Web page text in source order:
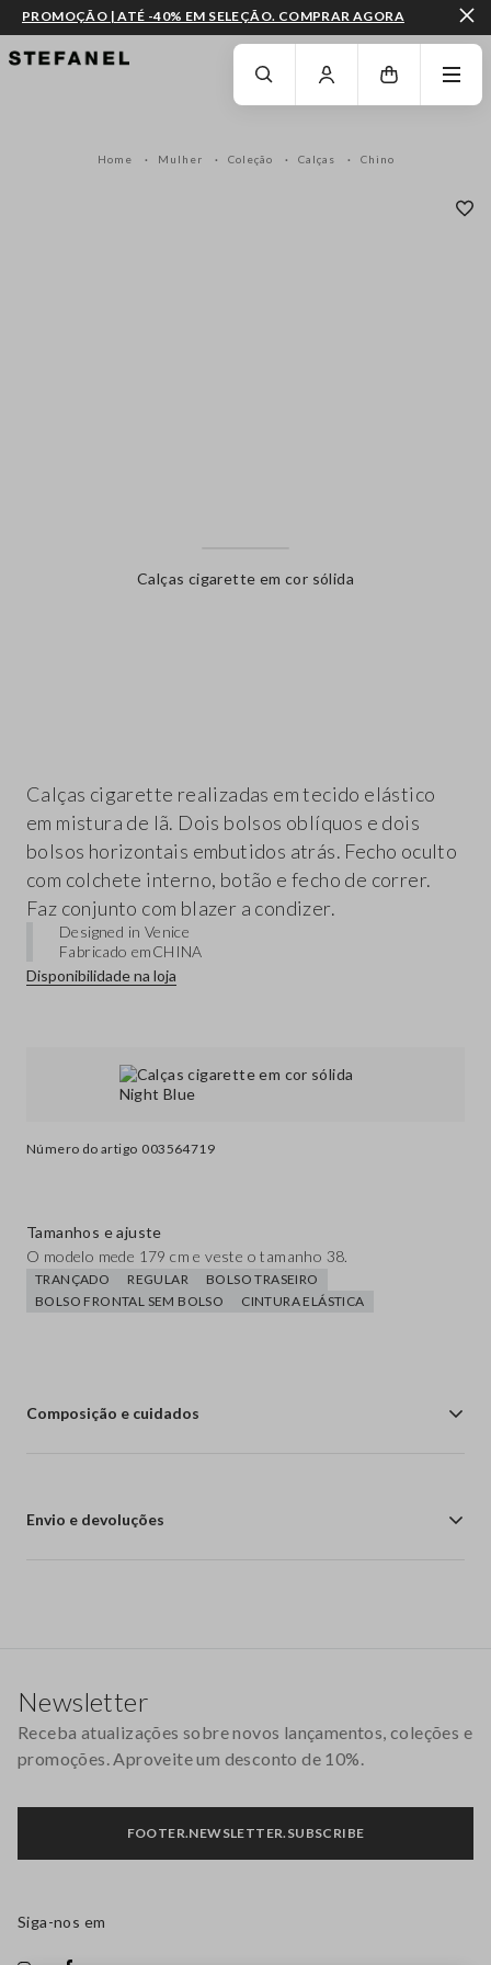
IR PARA O CONTEÚDO PRINCIPAL DESÇA ATÉ AO FIM DA PÁGINA
PROMOÇÃO | ATÉ -40% EM SELEÇÃO. COMPRAR AGORA
Home Mulher Coleção Calças Chino
Calças cigarette em cor sólida
Número do artigo 003564719
Calças cigarette realizadas em tecido elástico
em mistura de lã. Dois bolsos oblíquos e dois
bolsos horizontais embutidos atrás. Fecho oculto
com colchete interno, botão e fecho de correr.
Faz conjunto com blazer a condizer.
Designed in Venice
Fabricado emCHINA
Disponibilidade na loja
Tamanhos e ajuste
O modelo mede 179 cm e veste o tamanho 38.
TRANÇADO REGULAR
BOLSO TRASEIRO
BOLSO FRONTAL SEM BOLSO
CINTURA ELÁSTICA
Composição e cuidados
Envio e devoluções
Newsletter
Receba atualizações sobre novos lançamentos, coleções e
promoções. Aproveite um desconto de 10%.
FOOTER.NEWSLETTER.SUBSCRIBE
Siga-nos em